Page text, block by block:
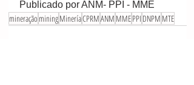
Publicado por ANM- PPI - MME
mineraçãominingMineríaCPRMANM MMEPPI DNPM MTE